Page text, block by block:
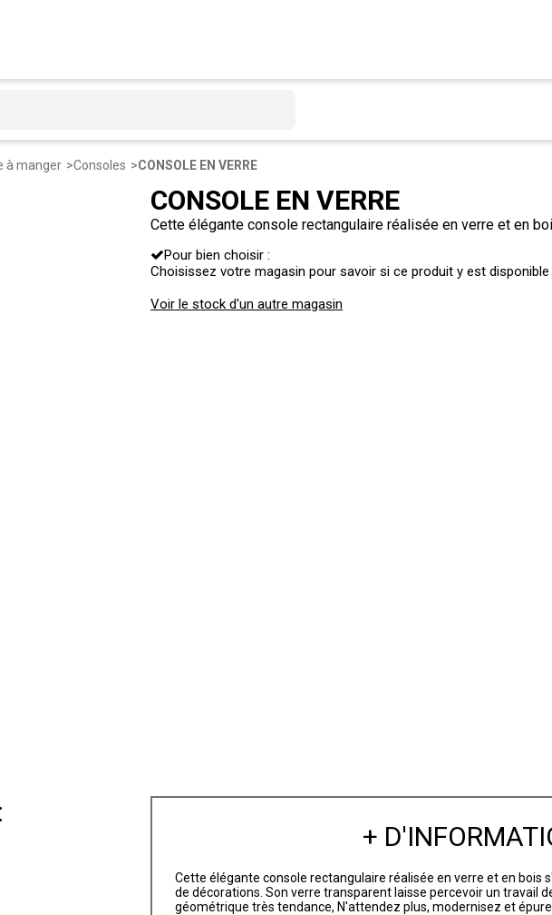
à manger Consoles CONSOLE EN VERRE
CONSOLE EN VERRE
Cette élégante console rectangulaire réalisée en verre et en
qualité ainsi qu'une structure géométrique très tendance,
épurez votre déco !
Pour bien choisir :
Choisissez votre magasin pour savoir si ce produit y est
Voir le stock d'un autre magasin
+
Cette élégante console rectangulaire réalisée en verre et en bois
de décorations. Son verre transparent laisse percevoir un travail
géométrique très tendance, N'attendez plus, modernisez et